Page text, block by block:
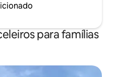
para famílias